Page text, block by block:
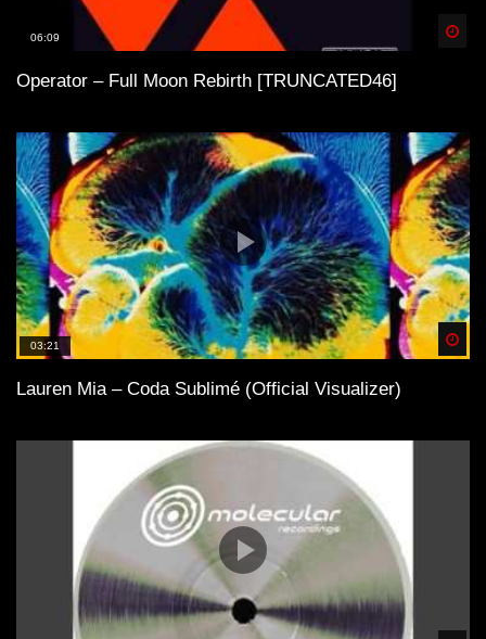
06:09
Operator – Full Moon Rebirth [TRUNCATED46]
03:21
Lauren Mia – Coda Sublimé (Official Visualizer)